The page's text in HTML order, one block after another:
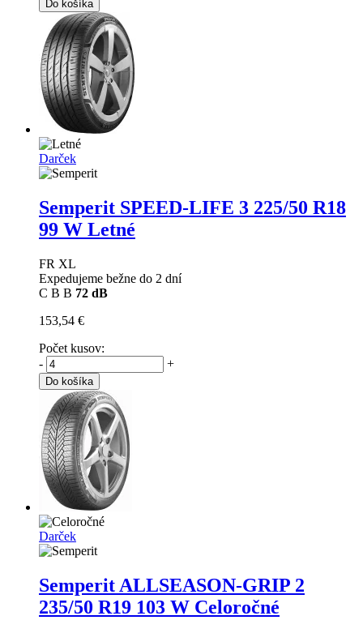
Do košíka
Darček
Semperit SPEED-LIFE 3 225/50 R18
99 W Letné
FR XL
Expedujeme bežne do 2 dní
C B B 72 dB
153,54 €
Počet kusov:
-
+
Do košíka
Darček
Semperit ALLSEASON-GRIP 2
235/50 R19 103 W Celoročné